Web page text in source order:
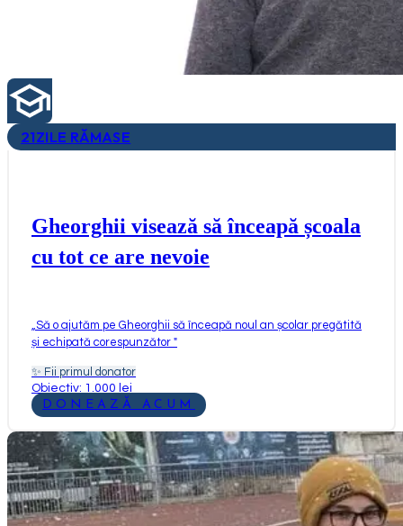
21ZILE RĂMASE
Gheorghii visează să înceapă școala
cu tot ce are nevoie
Să o ajutăm pe Gheorghii să înceapă noul an școlar pregătită
și echipată corespunzător "
✨ Fii primul donator
Obiectiv: 1.000 lei
DONEAZĂ ACUM